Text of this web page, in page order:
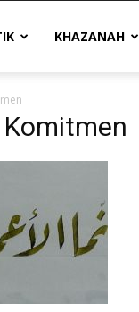
KHAZANAH